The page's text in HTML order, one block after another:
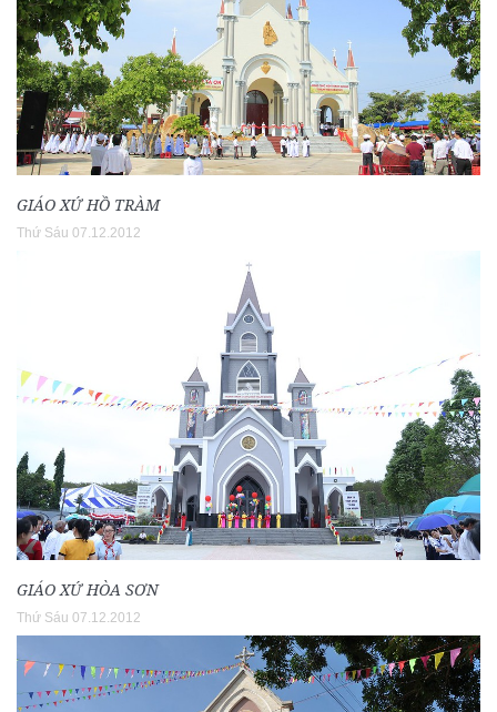
GIÁO XỨ HỒ TRÀM
Thứ Sáu 07.12.2012
GIÁO XỨ HÒA SƠN
Thứ Sáu 07.12.2012